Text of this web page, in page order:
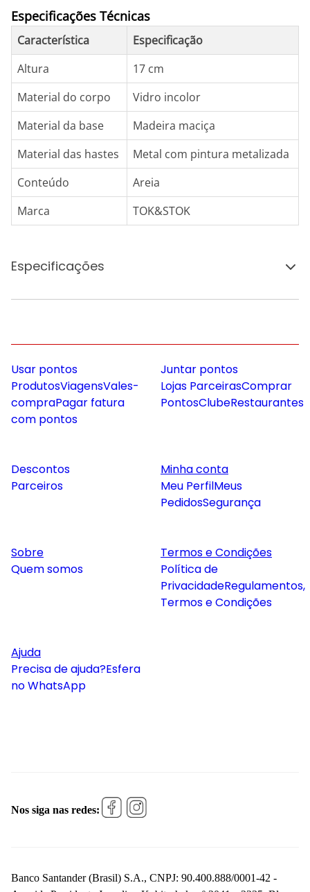
Especificações Técnicas
Característica
Especificação
Altura
17 cm
Material do corpo
Vidro incolor
Material da base
Madeira maciça
Material das hastes
Metal com pintura metalizada
Conteúdo
Areia
Marca
TOK&STOK
Especificações
Usar pontos
ProdutosViagensVales-
compraPagar fatura
com pontos
Juntar pontos
Lojas ParceirasComprar
PontosClubeRestaurantes
Descontos
Parceiros
Minha conta
Meu PerfilMeus
PedidosSegurança
Sobre
Quem somos
Termos e Condições
Política de
PrivacidadeRegulamentos,
Termos e Condições
Ajuda
Precisa de ajuda?Esfera
no WhatsApp
Nos siga nas redes:
Banco Santander (Brasil) S.A., CNPJ: 90.400.888/0001-42 -